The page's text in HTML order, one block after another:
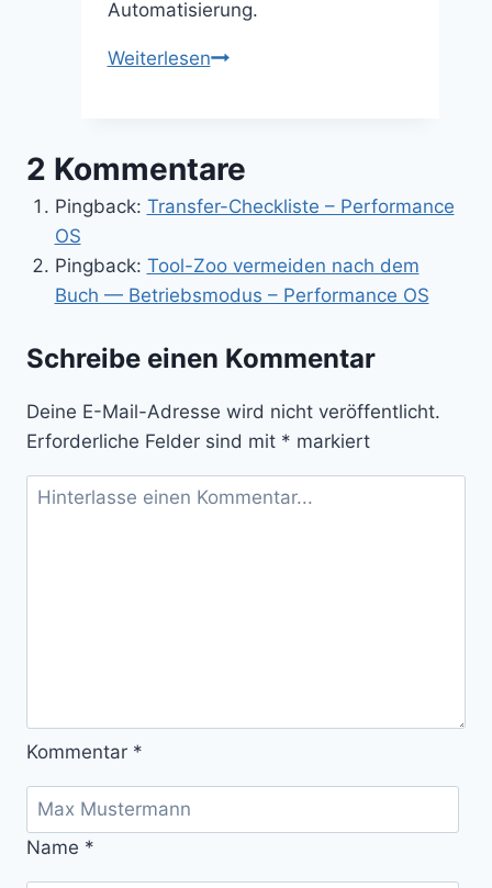
Automatisierung.
WeiterlesenArbeitslogik
denken,
dann
2 Kommentare
Pingback: Transfer-Checkliste – Performance
OS
Pingback: Tool-Zoo vermeiden nach dem
Buch — Betriebsmodus – Performance OS
Schreibe einen Kommentar
Deine E-Mail-Adresse wird nicht veröffentlicht.
Erforderliche Felder sind mit * markiert
Kommentar *
Name *